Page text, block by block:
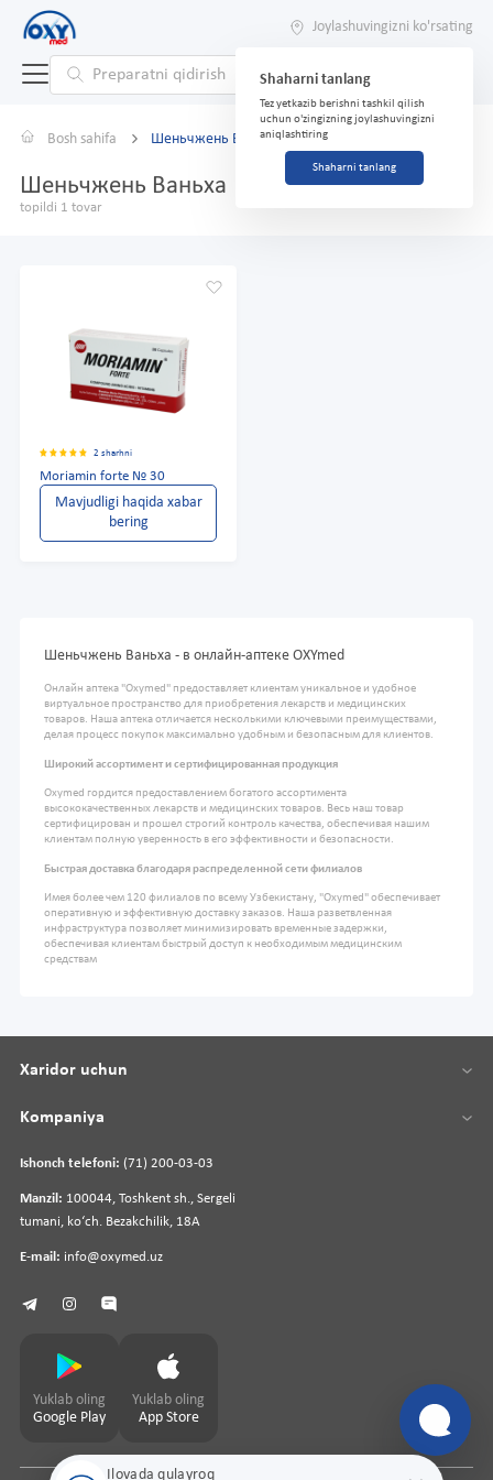
Joylashuvingizni ko'rsating
Shaharni tanlang
Tez yetkazib berishni tashkil qilish
uchun o'zingizning joylashuvingizni
aniqlashtiring
Shaharni tanlang
Bosh sahifa Шеньчжень Ваньха
Шеньчжень Ваньха
topildi 1 tovar
2 sharhni
Moriamin forte № 30
Mavjudligi haqida xabar
bering
Шеньчжень Ваньха - в онлайн-аптеке OXYmed
Онлайн аптека "Oxymed" предоставляет клиентам уникальное и удобное
виртуальное пространство для приобретения лекарств и медицинских
товаров. Наша аптека отличается несколькими ключевыми преимуществами,
делая процесс покупок максимально удобным и безопасным для клиентов.
Широкий ассортимент и сертифицированная продукция
Oxymed гордится предоставлением богатого ассортимента
высококачественных лекарств и медицинских товаров. Весь наш товар
сертифицирован и прошел строгий контроль качества, обеспечивая нашим
клиентам полную уверенность в его эффективности и безопасности.
Быстрая доставка благодаря распределенной сети филиалов
Имея более чем 120 филиалов по всему Узбекистану, "Oxymed" обеспечивает
оперативную и эффективную доставку заказов. Наша разветвленная
инфраструктура позволяет минимизировать временные задержки,
обеспечивая клиентам быстрый доступ к необходимым медицинским
средствам
Ilovada qulayroq
Ishonch telefoni: (71) 200-03-03
Manzil: 100044, Toshkent sh., Sergeli
tumani, koʻch. Bezakchilik, 18A
E-mail: info@oxymed.uz
Xaridor uchun
Kompaniya
Yuklab oling
Google Play
Yuklab oling
App Store